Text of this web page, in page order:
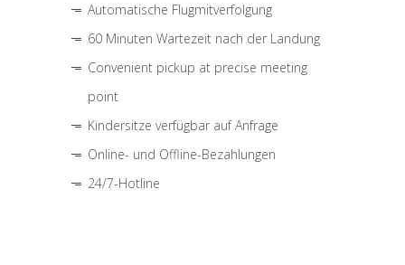
Automatische Flugmitverfolgung
60 Minuten Wartezeit nach der Landung
Convenient pickup at precise meeting
point
Kindersitze verfügbar auf Anfrage
Online- und Offline-Bezahlungen
24/7-Hotline